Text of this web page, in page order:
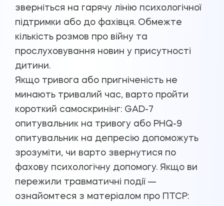
зверніться на гарячу лінію психологічної
підтримки або до фахівця. Обмежте
кількість розмов про війну та
прослуховування новин у присутності
дитини.
Якщо тривога або пригніченість не
минають тривалий час, варто пройти
короткий самоскринінг: GAD-7
опитувальник на тривогу або PHQ-9
опитувальник на депресію допоможуть
зрозуміти, чи варто звернутися по
фахову психологічну допомогу. Якщо ви
пережили травматичні події —
ознайомтеся з матеріалом про ПТСР: